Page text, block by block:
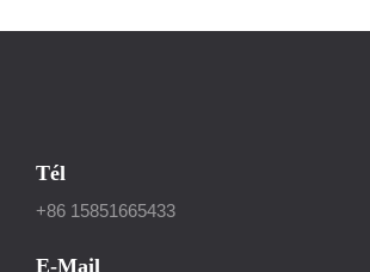
Tél
+86 15851665433
E-Mail